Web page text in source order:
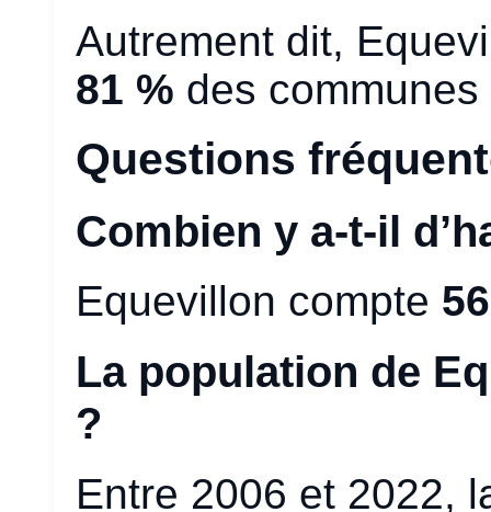
Autrement dit,
81 % des
Questions
Combien y a-t-il
Equevillon compte
La population de
?
Entre 2006 et 2022,